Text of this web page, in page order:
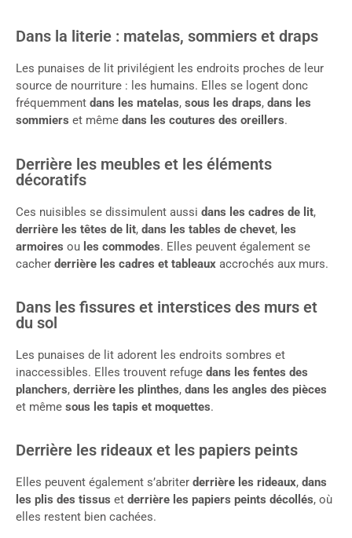
Dans la literie : matelas, sommiers et draps
Les punaises de lit privilégient les endroits proches de leur
source de nourriture : les humains. Elles se logent donc
fréquemment dans les matelas, sous les draps, dans les
sommiers et même dans les coutures des oreillers.
Derrière les meubles et les éléments
décoratifs
Ces nuisibles se dissimulent aussi dans les cadres de lit,
derrière les têtes de lit, dans les tables de chevet, les
armoires ou les commodes. Elles peuvent également se
cacher derrière les cadres et tableaux accrochés aux murs.
Dans les fissures et interstices des murs et
du sol
Les punaises de lit adorent les endroits sombres et
inaccessibles. Elles trouvent refuge dans les fentes des
planchers, derrière les plinthes, dans les angles des pièces
et même sous les tapis et moquettes.
Derrière les rideaux et les papiers peints
Elles peuvent également s’abriter derrière les rideaux, dans
les plis des tissus et derrière les papiers peints décollés, où
elles restent bien cachées.